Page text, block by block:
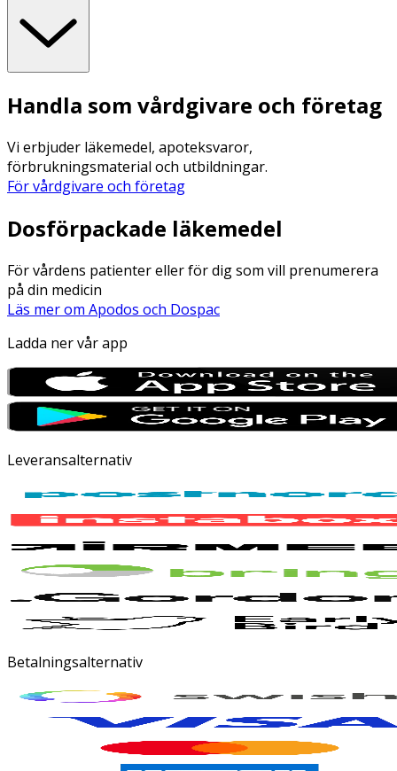
Handla som vårdgivare och företag
Vi erbjuder läkemedel, apoteksvaror,
förbrukningsmaterial och utbildningar.
För vårdgivare och företag
Dosförpackade läkemedel
För vårdens patienter eller för dig som vill prenumerera
på din medicin
Läs mer om Apodos och Dospac
Ladda ner vår app
Leveransalternativ
Betalningsalternativ